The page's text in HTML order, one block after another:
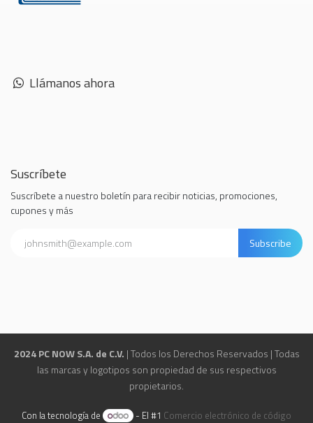
Llámanos ahora
Suscríbete
Suscríbete a nuestro boletín para recibir noticias, promociones,
cupones y más
Subscribe
2024 PC NOW S.A. de C.V. | Todos los Derechos Reservados | Todas
las marcas y logotipos son propiedad de sus respectivos
propietarios.
Con la tecnología de - El #1 Comercio electrónico de código